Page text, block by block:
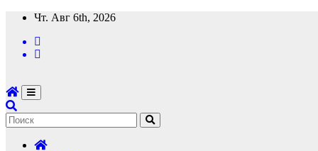
Перейти
содержимому
Чт. Авг 6th, 2026